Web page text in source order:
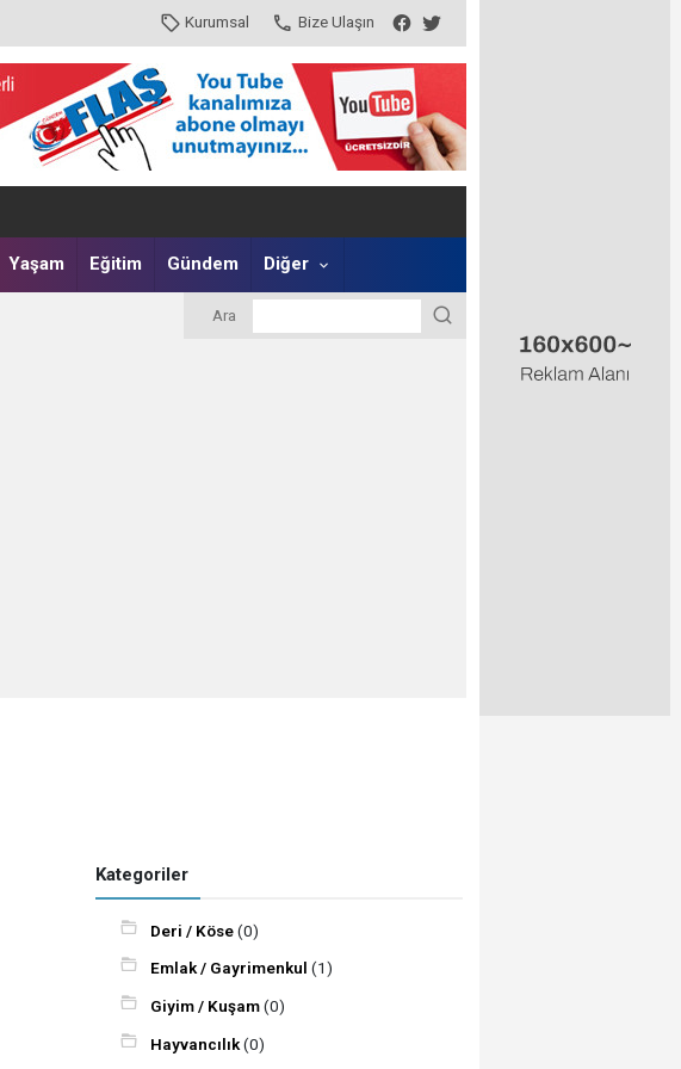
Kurumsal Bize Ulaşın
Yaşam Eğitim Gündem Diğer
Ara
Kategoriler
Deri / Köse(0)
Emlak / Gayrimenkul (1)
Giyim / Kuşam(0)
Hayvancılık(0)